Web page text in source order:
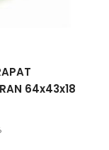
64x43x18